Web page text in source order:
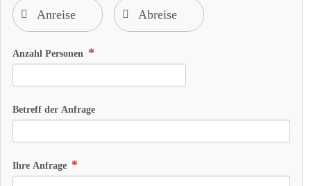
Anzahl Personen
Betreff der Anfrage
Ihre Anfrage